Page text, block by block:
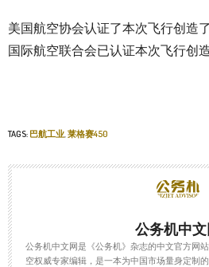
美国航空协会认证了本次飞行创造
国际航空联合会已认证本次飞行创
TAGS: 巴航工业,莱格赛450
公务机中
公务机中文网是《公务机》杂志的中文官方网
空权威专家编辑，是一本为中国市场量身定制